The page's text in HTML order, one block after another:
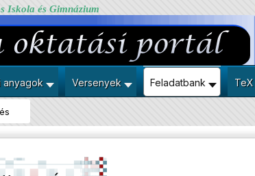
Iskola és Gimnázium
anyagok Versenyek Feladatbank